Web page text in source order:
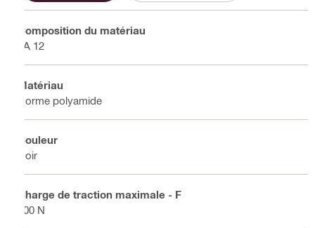
Composition du matériau
PA 12
Matériau
Norme polyamide
Couleur
Noir
Charge de traction maximale - F
400 N